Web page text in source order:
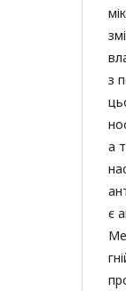
з
а
є